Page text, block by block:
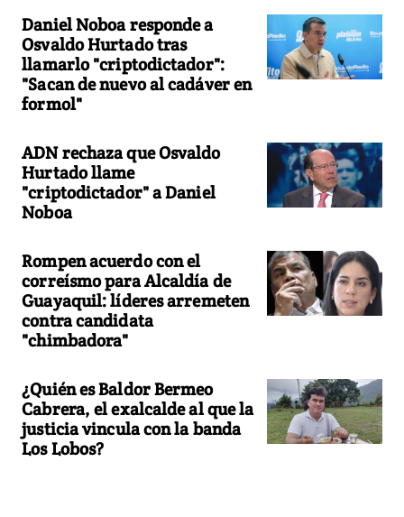
Daniel Noboa responde a
Osvaldo Hurtado tras
llamarlo "criptodictador":
"Sacan de nuevo al cadáver en
formol"
ADN rechaza que Osvaldo
Hurtado llame
"criptodictador" a Daniel
Noboa
Rompen acuerdo con el
correísmo para Alcaldía de
Guayaquil: líderes arremeten
contra candidata
"chimbadora"
¿Quién es Baldor Bermeo
Cabrera, el exalcalde al que la
justicia vincula con la banda
Los Lobos?